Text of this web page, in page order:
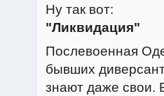
Ну так вот:
"Ликвидация"
Послевоенная
бывших
знают даже свои.